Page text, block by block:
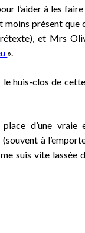
l’aider à les faire
présent que
et Mrs
».
le huis-clos de
d’une vraie
à
suis vite lassée